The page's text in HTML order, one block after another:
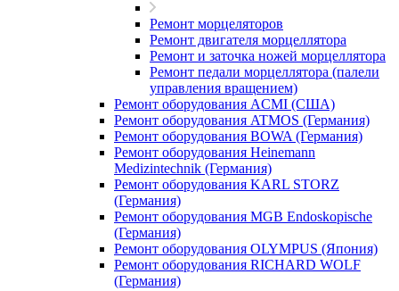
Ремонт морцеляторов
Ремонт двигателя морцеллятора
Ремонт и заточка ножей морцеллятора
Ремонт педали морцеллятора (палели
управления вращением)
Ремонт оборудования ACMI (США)
Ремонт оборудования ATMOS (Германия)
Ремонт оборудования BOWA (Германия)
Ремонт оборудования Heinemann
Medizintechnik (Германия)
Ремонт оборудования KARL STORZ
(Германия)
Ремонт оборудования MGB Endoskopische
(Германия)
Ремонт оборудования OLYMPUS (Япония)
Ремонт оборудования RICHARD WOLF
(Германия)